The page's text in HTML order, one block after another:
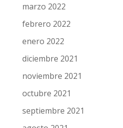
marzo 2022
febrero 2022
enero 2022
diciembre 2021
noviembre 2021
octubre 2021
septiembre 2021